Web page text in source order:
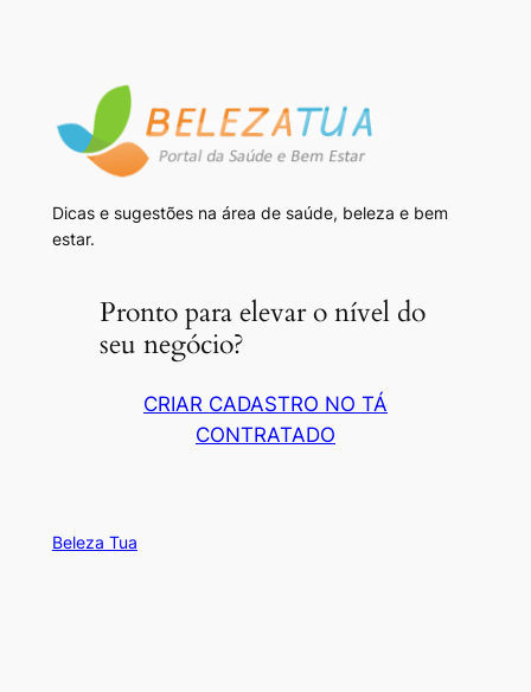
Dicas e sugestões na área de saúde, beleza e bem
estar.
Pronto para elevar o nível do
seu negócio?
CRIAR CADASTRO NO TÁ
CONTRATADO
Beleza Tua